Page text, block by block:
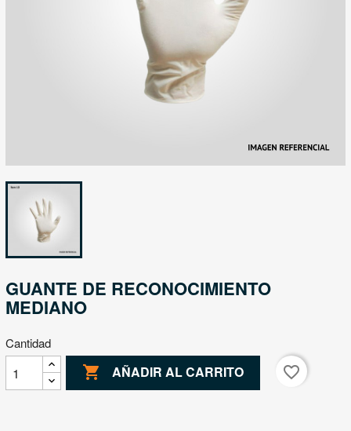
GUANTE DE RECONOCIMIENTO
MEDIANO
Cantidad
 AÑADIR AL CARRITO favorite_border